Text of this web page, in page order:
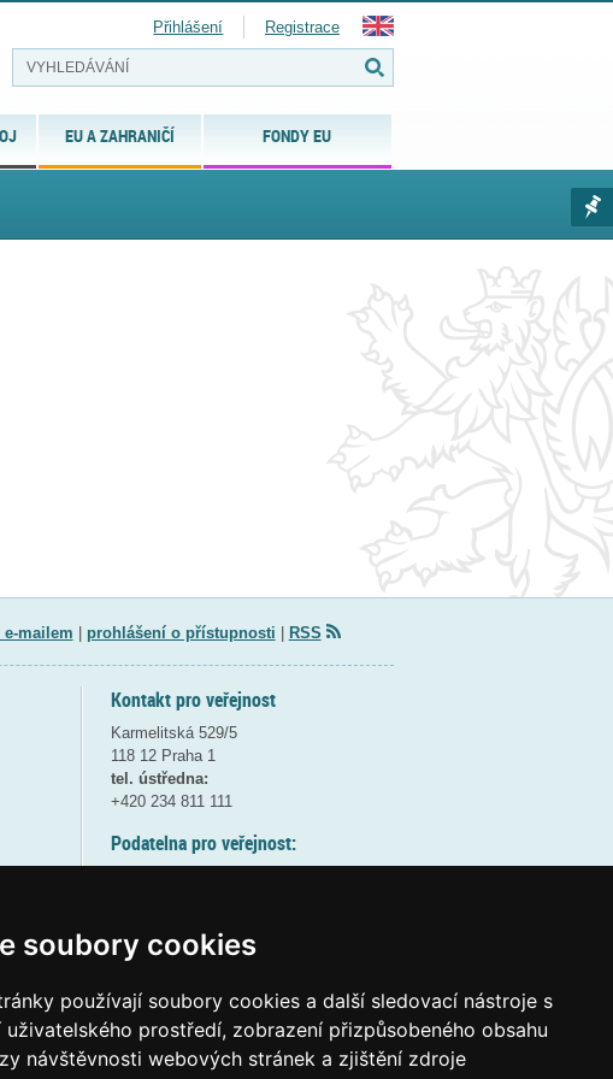
soubory cookies
používají soubory cookies a další sledovací nástroje s
uživatelského prostředí, zobrazení přizpůsobeného obsahu
návštěvnosti webových stránek a zjištění zdroje
EU A ZAHRANIČÍ FONDY EU
Přihlášení Registrace
mailem prohlášení o přístupnosti RSS
Kontakt pro veřejnost
Karmelitská 529/5
118 12 Praha 1
tel. ústředna:
+420 234 811 111
Podatelna pro veřejnost:
(více informací
Elektronická podatelna:
posta@msmtgov cz